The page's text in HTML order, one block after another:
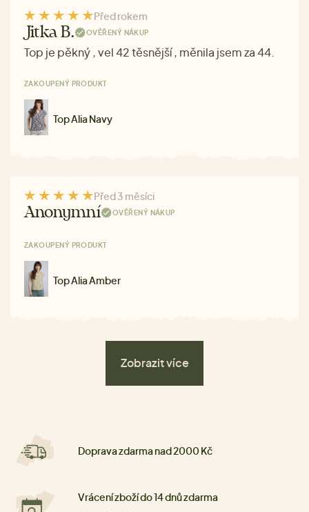
Před rokem
Jitka B. OVĚŘENÝ NÁKUP
Top je pěkný , vel 42 těsnější , měnila jsem za 44.
ZAKOUPENÝ PRODUKT
Top Alia Navy
Před 3 měsíci
Anonymní OVĚŘENÝ NÁKUP
ZAKOUPENÝ PRODUKT
Top Alia Amber
Zobrazit více
Doprava zdarma nad 2000 Kč
Vrácení zboží do 14 dnů zdarma